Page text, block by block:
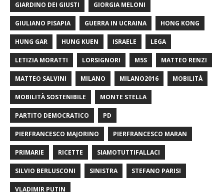
GIARDINO DEI GIUSTI GIORGIA MELONI
GIULIANO PISAPIA GUERRA IN UCRAINA HONG KONG
HUNG GAR HUNG KUEN ISRAELE LEGA
LETIZIA MORATTI LORSIGNORI M5S MATTEO RENZI
MATTEO SALVINI MILANO MILANO2016 MOBILITÀ
MOBILITÀ SOSTENIBILE MONTE STELLA
PARTITO DEMOCRATICO PD
PIERFRANCESCO MAJORINO PIERFRANCESCO MARAN
PRIMARIE RICETTE SIAMOTUTTIFALLACI
SILVIO BERLUSCONI SINISTRA STEFANO PARISI
VLADIMIR PUTIN